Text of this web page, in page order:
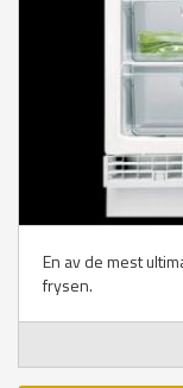
En av de mest
frysen.